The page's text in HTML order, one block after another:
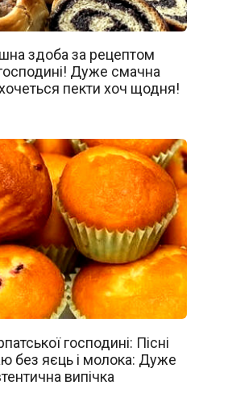
здоба за рецептом
Дуже смачна
хочеться пекти хоч щодня!
господині: Пісні
без яєць і молока: Дуже
випічка